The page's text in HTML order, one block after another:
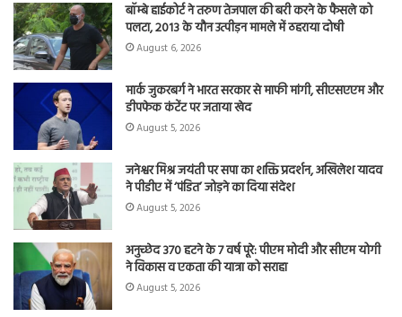
बॉम्बे हाईकोर्ट ने तरुण तेजपाल की बरी करने के फैसले को
पलटा, 2013 के यौन उत्पीड़न मामले में ठहराया दोषी
August 6, 2026
मार्क जुकरबर्ग ने भारत सरकार से माफी मांगी, सीएसएएम और
डीपफेक कंटेंट पर जताया खेद
August 5, 2026
जनेश्वर मिश्र जयंती पर सपा का शक्ति प्रदर्शन, अखिलेश यादव
ने पीडीए में ‘पंडित’ जोड़ने का दिया संदेश
August 5, 2026
अनुच्छेद 370 हटने के 7 वर्ष पूरे: पीएम मोदी और सीएम योगी
ने विकास व एकता की यात्रा को सराहा
August 5, 2026